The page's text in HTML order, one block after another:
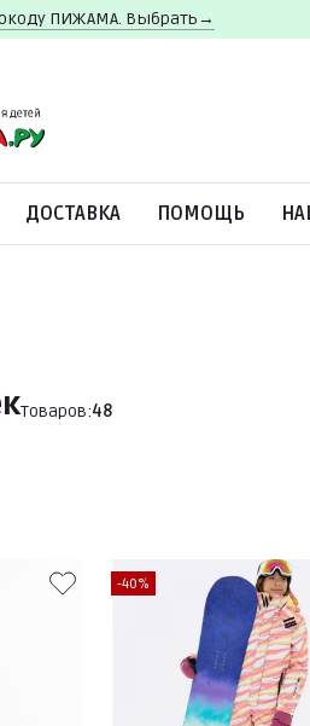
ПИЖАМА. Выбрать→
ДОСТАВКА ПОМОЩЬ
Товаров:48
-40%